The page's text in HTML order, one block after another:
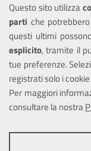
Questo sito utilizza
parti che
questi ultimi
esplicito, tramite il
tue preferenze.
registrati solo i
Per maggiori
consultare la nostra
COOKIE TECNICI
Amministrazione
Informativa
Note legali
Piano di
Dichiarazione di